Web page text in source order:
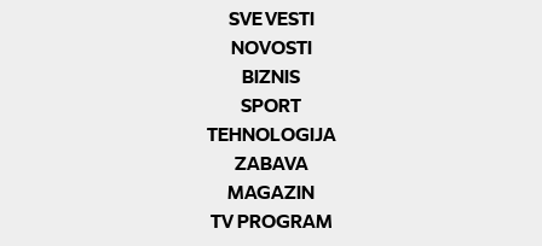
SVE VESTI
NOVOSTI
BIZNIS
SPORT
TEHNOLOGIJA
ZABAVA
MAGAZIN
TV PROGRAM